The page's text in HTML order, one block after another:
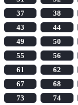
37
38
43
44
49
50
55
56
61
62
67
68
73
74